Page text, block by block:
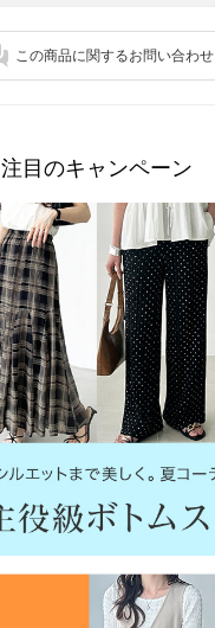
この商品に関するお問い合わせ
注目のキャンペーン